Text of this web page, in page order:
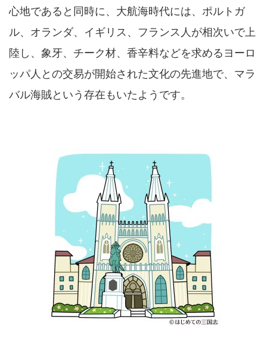
心地であると同時に、大航海時代には、ポルトガ
ル、オランダ、イギリス、フランス人が相次いで上
陸し、象牙、チーク材、香辛料などを求めるヨーロ
ッパ人との交易が開始された文化の先進地で、マラ
バル海賊という存在もいたようです。